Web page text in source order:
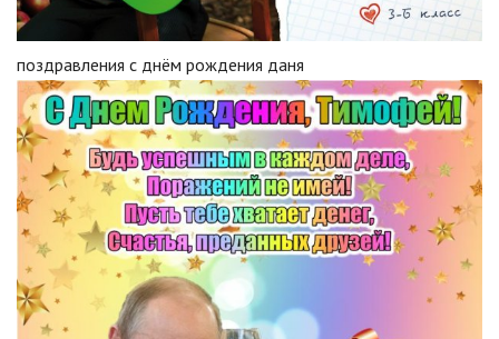
поздравления с днём рождения даня